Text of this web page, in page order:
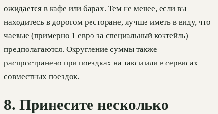
ожидается в кафе или барах. Тем не менее, если вы
находитесь в дорогом ресторане, лучше иметь в виду, что
чаевые (примерно 1 евро за специальный коктейль)
предполагаются. Округление суммы также
распространено при поездках на такси или в сервисах
совместных поездок.
8. Принесите несколько